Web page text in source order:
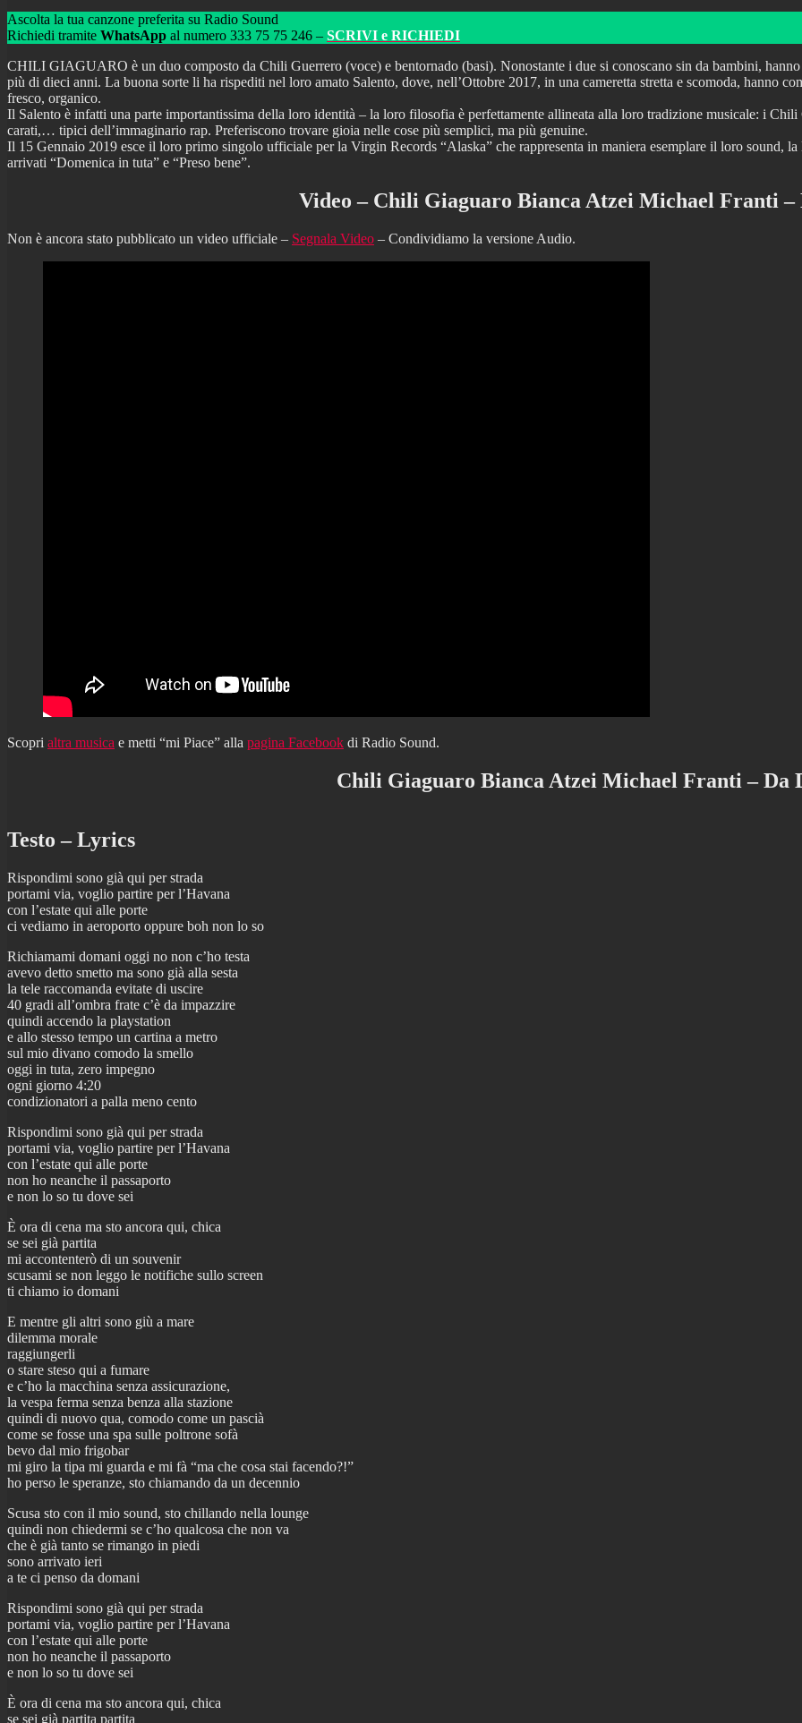
Ascolta la tua canzone preferita su Radio Sound
Richiedi tramite WhatsApp al numero 333 75 75 246 – SCRIVI e RICHIEDI
CHILI GIAGUARO è un duo composto da Chili Guerrero (voce) e bentornado (basi). Nonostante i due si conoscano sin da bambini,
più di dieci anni. La buona sorte li ha rispediti nel loro amato Salento, dove, nell’Ottobre 2017, in una cameretta stretta e scomoda, hanno
fresco, organico.
Il Salento è infatti una parte importantissima della loro identità – la loro filosofia è perfettamente allineata alla loro tradizione musicale: i
carati,… tipici dell’immaginario rap. Preferiscono trovare gioia nelle cose più semplici, ma più genuine.
Il 15 Gennaio 2019 esce il loro primo singolo ufficiale per la Virgin Records “Alaska” che rappresenta in maniera esemplare il loro sound,
arrivati “Domenica in tuta” e “Preso bene”.
Video – Chili Giaguaro Bianca Atzei Michael Franti –
Non è ancora stato pubblicato un video ufficiale – Segnala Video – Condividiamo la versione Audio.
Scopri altra musica e metti “mi Piace” alla pagina Facebook di Radio Sound.
Chili Giaguaro Bianca Atzei Michael Franti – Da
Testo – Lyrics
Rispondimi sono già qui per strada
portami via, voglio partire per l’Havana
con l’estate qui alle porte
ci vediamo in aeroporto oppure boh non lo so
Richiamami domani oggi no non c’ho testa
avevo detto smetto ma sono già alla sesta
la tele raccomanda evitate di uscire
40 gradi all’ombra frate c’è da impazzire
quindi accendo la playstation
e allo stesso tempo un cartina a metro
sul mio divano comodo la smello
oggi in tuta, zero impegno
ogni giorno 4:20
condizionatori a palla meno cento
Rispondimi sono già qui per strada
portami via, voglio partire per l’Havana
con l’estate qui alle porte
non ho neanche il passaporto
e non lo so tu dove sei
È ora di cena ma sto ancora qui, chica
se sei già partita
mi accontenterò di un souvenir
scusami se non leggo le notifiche sullo screen
ti chiamo io domani
E mentre gli altri sono giù a mare
dilemma morale
raggiungerli
o stare steso qui a fumare
e c’ho la macchina senza assicurazione,
la vespa ferma senza benza alla stazione
quindi di nuovo qua, comodo come un pascià
come se fosse una spa sulle poltrone sofà
bevo dal mio frigobar
mi giro la tipa mi guarda e mi fà “ma che cosa stai facendo?!”
ho perso le speranze, sto chiamando da un decennio
Scusa sto con il mio sound, sto chillando nella lounge
quindi non chiedermi se c’ho qualcosa che non va
che è già tanto se rimango in piedi
sono arrivato ieri
a te ci penso da domani
Rispondimi sono già qui per strada
portami via, voglio partire per l’Havana
con l’estate qui alle porte
non ho neanche il passaporto
e non lo so tu dove sei
È ora di cena ma sto ancora qui, chica
se sei già partita partita